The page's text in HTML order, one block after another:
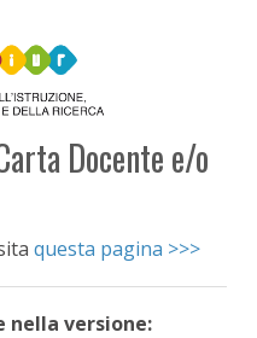
Docente e/o
questa pagina >>>
nella versione: